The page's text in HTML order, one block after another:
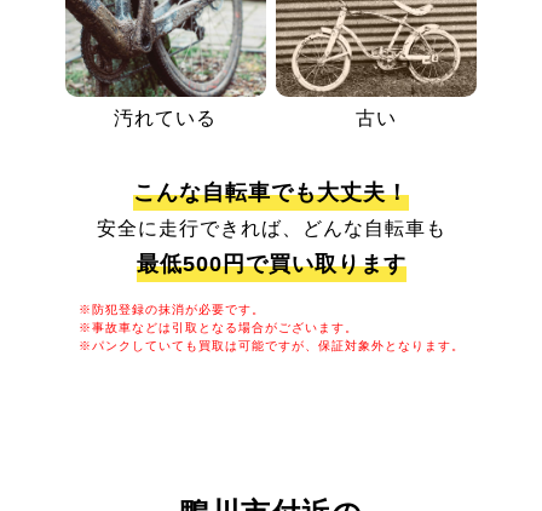
汚れている 古い
こんな自転車でも大丈夫！
安全に走行できれば、どんな自転車も
最低500円で買い取ります
※防犯登録の抹消が必要です。
※事故車などは引取となる場合がございます。
※パンクしていても買取は可能ですが、保証対象外となります。